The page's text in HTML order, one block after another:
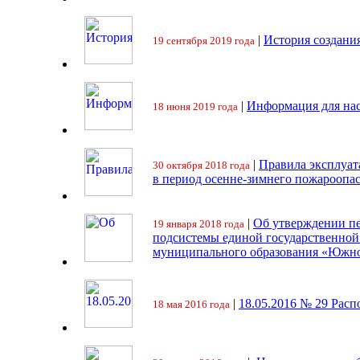
19 сентября 2019 года | История
18 июня 2019 года | Информация для
30 октября 2018 года | Правила
в период осенне-зимнего
19 января 2018 года | Об утверждении
подсистемы единой
муниципального образования
18 мая 2016 года | 18.05.2016 № 29